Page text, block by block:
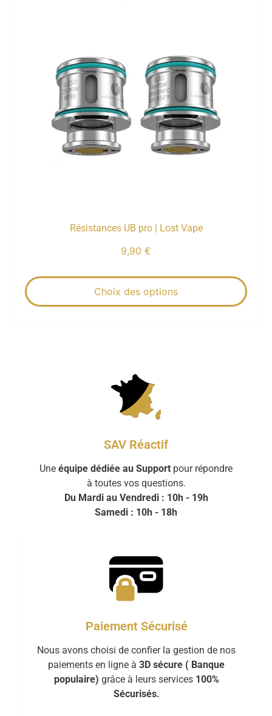
Résistances UB pro | Lost Vape
9,90 €
Choix des options
SAV Réactif
Une équipe dédiée au Support pour répondre
à toutes vos questions.
Du Mardi au Vendredi : 10h - 19h
Samedi : 10h - 18h
Paiement Sécurisé
Nous avons choisi de confier la gestion de nos
paiements en ligne à 3D sécure ( Banque
populaire) grâce à leurs services 100%
Sécurisés.